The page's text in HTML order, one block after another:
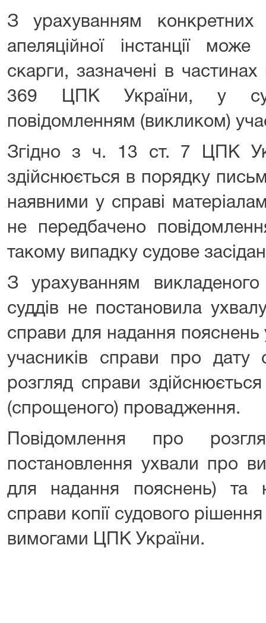
З урахуванням
апеляційної інстанції може
скарги, зазначені в частинах
369 ЦПК України, у
повідомленням (викликом)
Згідно з ч. 13 ст. 7 ЦПК
здійснюється в порядку
наявними у справі
не передбачено
такому випадку судове
З урахуванням
суддів не постановила
справи для надання пояснень
учасників справи про дату
розгляд справи
(спрощеного) провадження.
Повідомлення про
постановлення ухвали про
для надання пояснень) та
справи копії судового
вимогами ЦПК України.